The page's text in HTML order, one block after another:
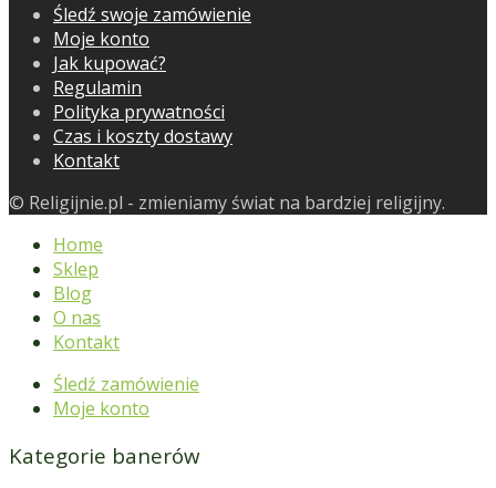
Śledź swoje zamówienie
Moje konto
Jak kupować?
Regulamin
Polityka prywatności
Czas i koszty dostawy
Kontakt
© Religijnie.pl - zmieniamy świat na bardziej religijny.
Home
Sklep
Blog
O nas
Kontakt
Śledź zamówienie
Moje konto
Kategorie banerów